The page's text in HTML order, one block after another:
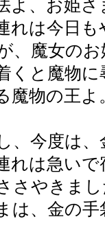
よ、お姫
れは今日も
、魔女の
くと魔物
魔物の王
、今度は
れは急いで
さやきま
は、金の